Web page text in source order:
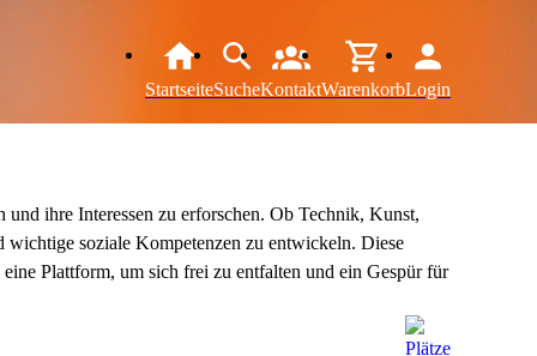
StartseiteSucheKontaktWarenkorbLogin
ihre Interessen zu erforschen. Ob Technik, Kunst,
wichtige soziale Kompetenzen zu entwickeln. Diese
Plattform, um sich frei zu entfalten und ein Gespür für